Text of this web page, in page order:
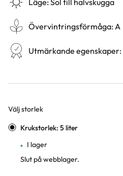
Läge:Sol till halvskugga
Övervintringsförmåga:A
Utmärkande egenskaper:
Välj storlek
Varianter
Krukstorlek: 5 liter
I lager
Slut på webblager.